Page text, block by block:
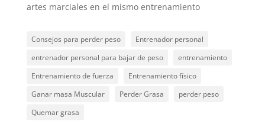
artes marciales en el mismo entrenamiento
Consejos para perder peso
Entrenador personal
entrenador personal para bajar de peso
entrenamiento
Entrenamiento de fuerza
Entrenamiento físico
Ganar masa Muscular
Perder Grasa
perder peso
Quemar grasa